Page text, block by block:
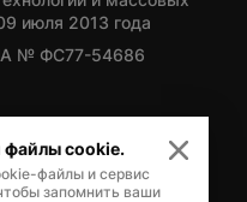
июля 2013 года
№ ФС77-54686
политики Ямало-
файлы cookie.
файлы и сервис
запомнить ваши